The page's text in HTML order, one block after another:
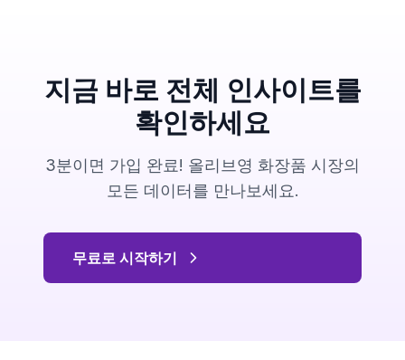
지금 바로 전체 인사이트를
확인하세요
3분이면 가입 완료! 올리브영 화장품 시장의
모든 데이터를 만나보세요.
무료로 시작하기